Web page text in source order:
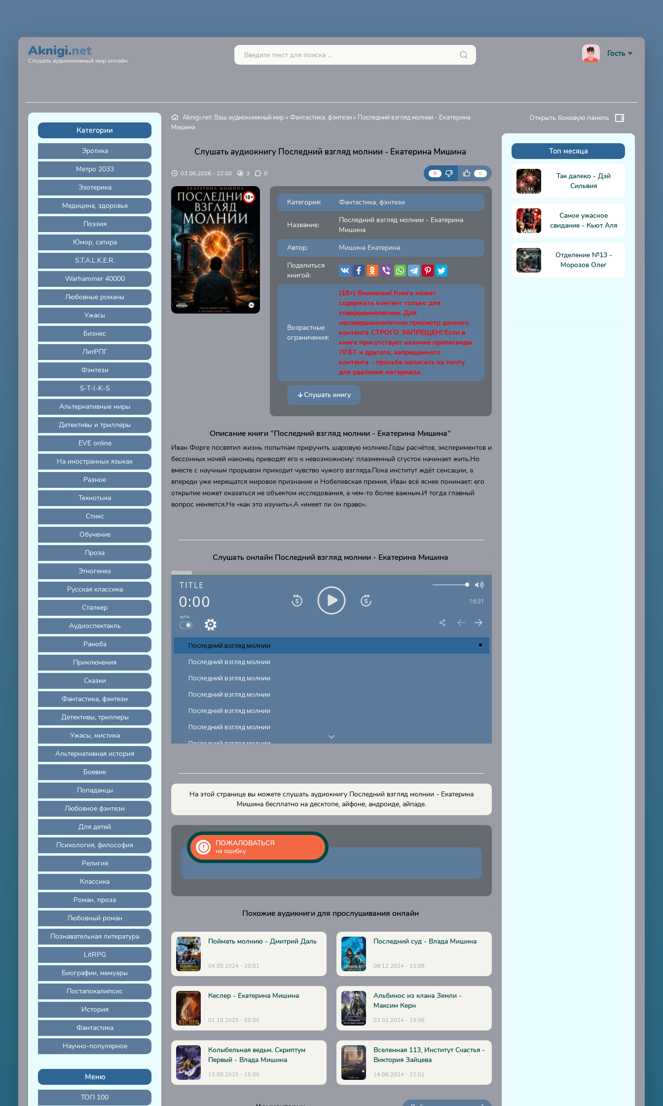
Aknigi.net
Слушать аудиокнижный мир онлайн
Гость
Категории
Эротика
Метро 2033
Эзотерика
Медицина, здоровье
Поэзия
Юмор, сатира
S.T.A.L.K.E.R.
Warhammer 40000
Любовные романы
Ужасы
Бизнес
ЛитРПГ
Фэнтези
S-T-I-K-S
Альтернативные миры
Детективы и триллеры
EVE online
На иностранных языках
Разное
Технотьма
Стикс
Обучение
Проза
Этногенез
Русская классика
Сталкер
Аудиоспектакль
Ранобэ
Приключения
Сказки
Фантастика, фэнтези
Детективы, триллеры
Ужасы, мистика
Альтернативная история
Боевик
Попаданцы
Любовное фэнтези
Для детей
Психология, философия
Религия
Классика
Роман, проза
Любовный роман
Познавательная литература
LitRPG
Биографии, мемуары
Постапокалипсис
История
Фантастика
Научно-популярное
Меню
ТОП 100
Aknigi.net: Ваш аудиокнижный мир » Фантастика, фэнтези » Последний взгляд молнии - Екатерина
Мишина
Слушать аудиокнигу Последний взгляд молнии - Екатерина Мишина
03.06.2026 - 22:00 3 0 0 0
Категория: Фантастика, фэнтези
Название:
Последний взгляд молнии - Екатерина
Мишина
Автор:
Мишина Екатерина
Поделиться
книгой:
Возрастные
ограничения:
(18+) Внимание! Книга может
содержать контент только для
совершеннолетних. Для
несовершеннолетних просмотр данного
контента СТРОГО ЗАПРЕЩЕН! Если в
книге присутствует наличие пропаганды
ЛГБТ и другого, запрещенного
контента - просьба написать на почту
для удаления материала.
Слушать книгу
Описание книги "Последний взгляд молнии - Екатерина Мишина"
Иван Форге посвятил жизнь попыткам приручить шаровую молнию.Годы расчётов, экспериментов и
бессонных ночей наконец приводят его к невозможному: плазменный сгусток начинает жить.Но
вместе с научным прорывом приходит чувство чужого взгляда.Пока институт ждёт сенсации, а
впереди уже мерещатся мировое признание и Нобелевская премия, Иван всё яснее понимает: его
открытие может оказаться не объектом исследования, а чем-то более важным.И тогда главный
вопрос меняется.Не «как это изучить».А «имеет ли он право».
Слушать онлайн Последний взгляд молнии - Екатерина Мишина
TITLE
0:00 16:31
AUTO
Последний взгляд молнии
Последний взгляд молнии
Последний взгляд молнии
Последний взгляд молнии
Последний взгляд молнии
Последний взгляд молнии
Последний взгляд молнии
Последний взгляд молнии
Последний взгляд молнии
Последний взгляд молнии
Последний взгляд молнии
Последний взгляд молнии
Последний взгляд молнии
Последний взгляд молнии
Последний взгляд молнии
Последний взгляд молнии
Последний взгляд молнии
Последний взгляд молнии
Последний взгляд молнии
Последний взгляд молнии
Последний взгляд молнии
На этой странице вы можете слушать аудиокнигу Последний взгляд молнии - Екатерина
Мишина бесплатно на десктопе, айфоне, андроиде, айпаде.
ПОЖАЛОВАТЬСЯ
на ошибку
Похожие аудикниги для прослушивания онлайн
Поймать молнию - Дмитрий Даль
04.05.2024 - 20:01
Последний суд - Влада Мишина
08.12.2024 - 13:08
Кеслер - Екатерина Мишина
01.10.2025 - 05:00
Альбинос из клана Земли -
Максим Керн
03.02.2024 - 19:56
Колыбельная ведьм. Скриптум
Первый - Влада Мишина
13.05.2025 - 15:00
Вселенная 113, Институт Счастья -
Виктория Зайцева
14.06.2024 - 22:01
Открыть боковую панель
Топ месяца
Так далеко - Дэй
Сильвия
Самое ужасное
свидание - Кьют Аля
Отделение №13 -
Морозов Олег